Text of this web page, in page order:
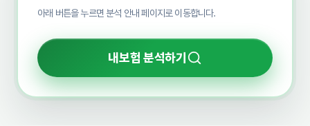
아래 버튼을 누르면 분석 안내 페이지로 이동합니다.
내보험 분석하기